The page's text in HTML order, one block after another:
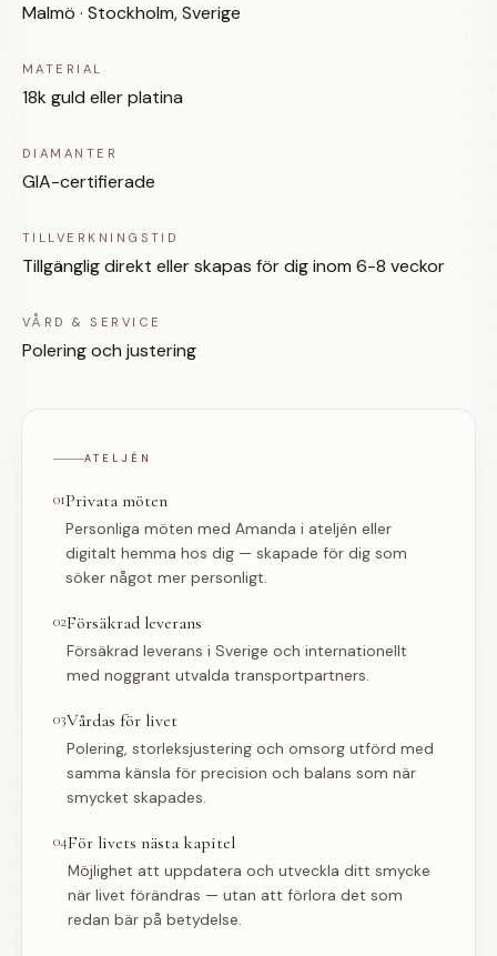
Malmö · Stockholm, Sverige
MATERIAL
18k guld eller platina
DIAMANTER
GIA-certifierade
TILLVERKNINGSTID
Tillgänglig direkt eller skapas för dig inom 6-8 veckor
VÅRD & SERVICE
Polering och justering
ATELJÉN
01Privata möten
Personliga möten med Amanda i ateljén eller
digitalt hemma hos dig — skapade för dig som
söker något mer personligt.
02Försäkrad leverans
Försäkrad leverans i Sverige och internationellt
med noggrant utvalda transportpartners.
03Vårdas för livet
Polering, storleksjustering och omsorg utförd med
samma känsla för precision och balans som när
smycket skapades.
04För livets nästa kapitel
Möjlighet att uppdatera och utveckla ditt smycke
när livet förändras — utan att förlora det som
redan bär på betydelse.